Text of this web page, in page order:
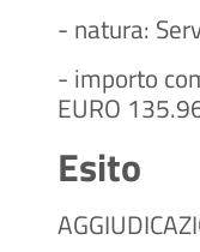
- natura:
- importo
EURO
Esito